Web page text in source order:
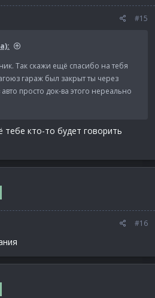
#15
Так скажи ещё спасибо на тебя
гараж был закрыт ты через
просто док-ва этого нереально
кто-то будет говорить
#16